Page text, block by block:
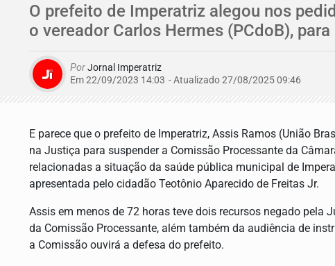
O prefeito de Imperatriz alegou nos
o vereador Carlos Hermes (PCdoB),
PorJornal Imperatriz
Em 22/09/2023 14:03 - Atualizado27/08/2025 09:46
E parece que o prefeito de Imperatriz, Assis Ramos (União
na Justiça para suspender a Comissão Processante da
relacionadas a situação da saúde pública municipal de
apresentada pelo cidadão Teotônio Aparecido de Freitas Jr.
Assis em menos de 72 horas teve dois recursos negado pela
da Comissão Processante, além também da audiência de
a Comissão ouvirá a defesa do prefeito.